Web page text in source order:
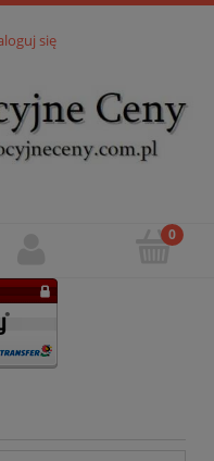
się